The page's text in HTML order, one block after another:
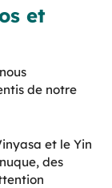
et
de notre
et le Yin
des